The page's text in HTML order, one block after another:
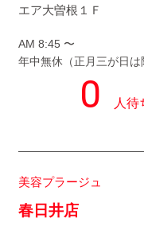
エア大曽根１Ｆ
AM 8:45 〜
年中無休（正月三が日は
美容プラージュ
春日井店